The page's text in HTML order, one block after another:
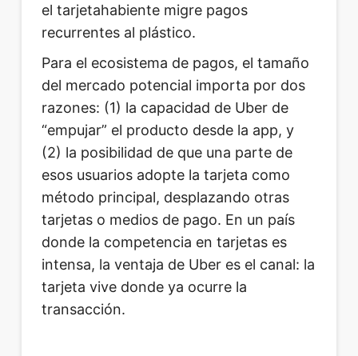
el tarjetahabiente migre pagos
recurrentes al plástico.
Para el ecosistema de pagos, el tamaño
del mercado potencial importa por dos
razones: (1) la capacidad de Uber de
“empujar” el producto desde la app, y
(2) la posibilidad de que una parte de
esos usuarios adopte la tarjeta como
método principal, desplazando otras
tarjetas o medios de pago. En un país
donde la competencia en tarjetas es
intensa, la ventaja de Uber es el canal: la
tarjeta vive donde ya ocurre la
transacción.